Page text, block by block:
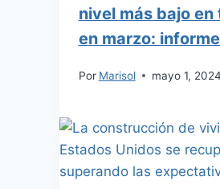
nivel más bajo en
en marzo:
Por Marisol mayo 1, 2024